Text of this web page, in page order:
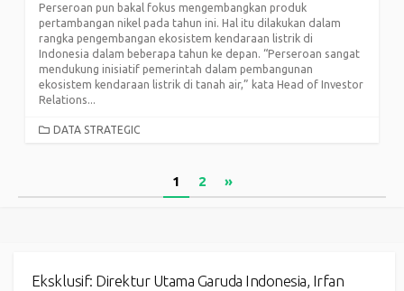
Perseroan pun bakal fokus mengembangkan produk
pertambangan nikel pada tahun ini. Hal itu dilakukan dalam
rangka pengembangan ekosistem kendaraan listrik di
Indonesia dalam beberapa tahun ke depan. “Perseroan sangat
mendukung inisiatif pemerintah dalam pembangunan
ekosistem kendaraan listrik di tanah air,” kata Head of Investor
Relations...
CATEGORIES
DATA STRATEGIC
1 2 »
Eksklusif: Direktur Utama Garuda Indonesia, Irfan